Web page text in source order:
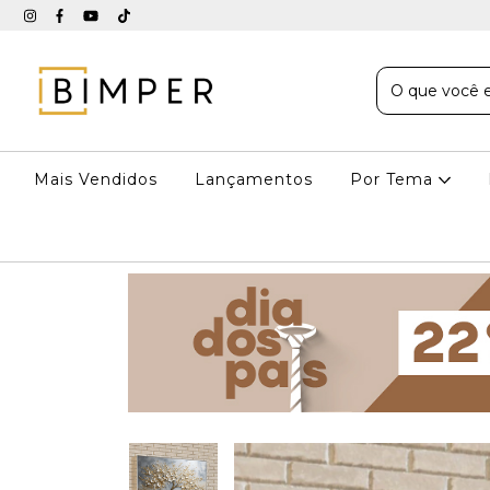
Mais Vendidos Lançamentos Por Tema